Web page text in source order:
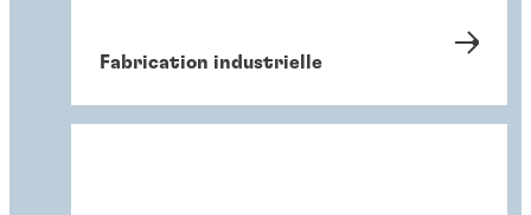
Fabrication industrielle